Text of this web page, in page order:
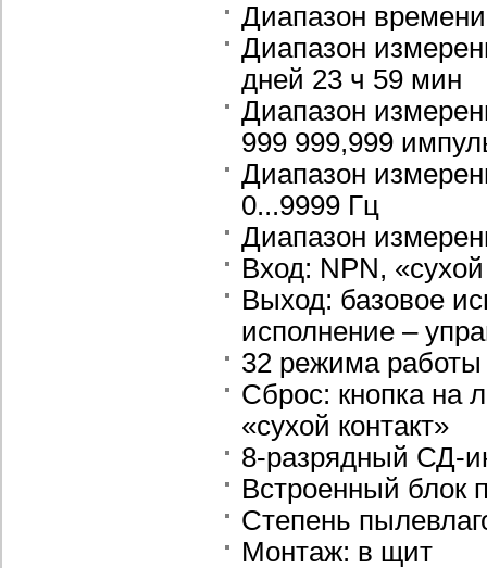
Диапазон
Диапазон
дней 23 ч 59 мин
Диапазон
999 999,999
Диапазон
0...9999 Гц
Диапазон
Вход: NPN, «сухой
Выход: базовое
исполнение –
32 режима работы
Сброс: кнопка на
«сухой контакт»
8-разрядный
Встроенный блок
Степень
Монтаж: в щит